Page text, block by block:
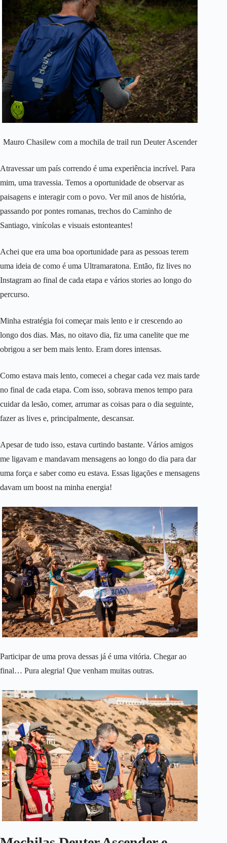
Mauro Chasilew com a mochila de trail run Deuter Ascender
Atravessar um país correndo é uma experiência incrível. Para
mim, uma travessia. Temos a oportunidade de observar as
paisagens e interagir com o povo. Ver mil anos de história,
passando por pontes romanas, trechos do Caminho de
Santiago, vinícolas e visuais estonteantes!
Achei que era uma boa oportunidade para as pessoas terem
uma ideia de como é uma Ultramaratona. Então, fiz lives no
Instagram ao final de cada etapa e vários stories ao longo do
percurso.
Minha estratégia foi começar mais lento e ir crescendo ao
longo dos dias. Mas, no oitavo dia, fiz uma canelite que me
obrigou a ser bem mais lento. Eram dores intensas.
Como estava mais lento, comecei a chegar cada vez mais tarde
no final de cada etapa. Com isso, sobrava menos tempo para
cuidar da lesão, comer, arrumar as coisas para o dia seguinte,
fazer as lives e, principalmente, descansar.
Apesar de tudo isso, estava curtindo bastante. Vários amigos
me ligavam e mandavam mensagens ao longo do dia para dar
uma força e saber como eu estava. Essas ligações e mensagens
davam um boost na minha energia!
Participar de uma prova dessas já é uma vitória. Chegar ao
final… Pura alegria! Que venham muitas outras.